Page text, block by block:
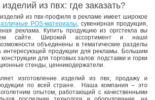
из пвх: где заказать?
из пвх-профиля в рекламе имеет широкое
POS-материалы, сувенирная продукция,
реклама. Купить продукцию из оргстекла вы
сайте. Широкий ассортимент и наши
объединены в тематические разделы
интересующей продукции для рекламы. Большим
для торговых залов: подставки и горки
стенды, ценникодержатели.
изготовление изделий из пвх, продажу и
по всей стране. Наша компания – это
опытом, работающий с качественными